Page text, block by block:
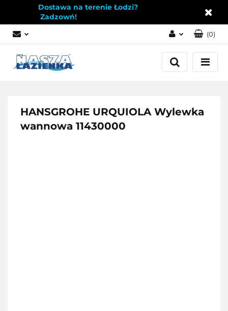
Dostawa na terenie Łodzi?
Zadzowń!
Zaloguj się
Załóż konto
(0)
HANSGROHE URQUIOLA Wylewka
wannowa 11430000